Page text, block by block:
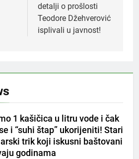
detalji o prošlosti
Teodore Džehverović
isplivali u javnost!
1 kašičica u litru vode i čak
i “suhi štap” ukorijeniti! Stari
trik koji iskusni baštovani
godinama
Čaj od lovora i cimeta – prirodni
napitak za svakodnevnu rutinu
OSTALO